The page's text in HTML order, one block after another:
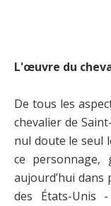
L'œuvre du
De tous les
chevalier de
nul doute le seul
ce personnage,
aujourd’hui dans
des États-Unis